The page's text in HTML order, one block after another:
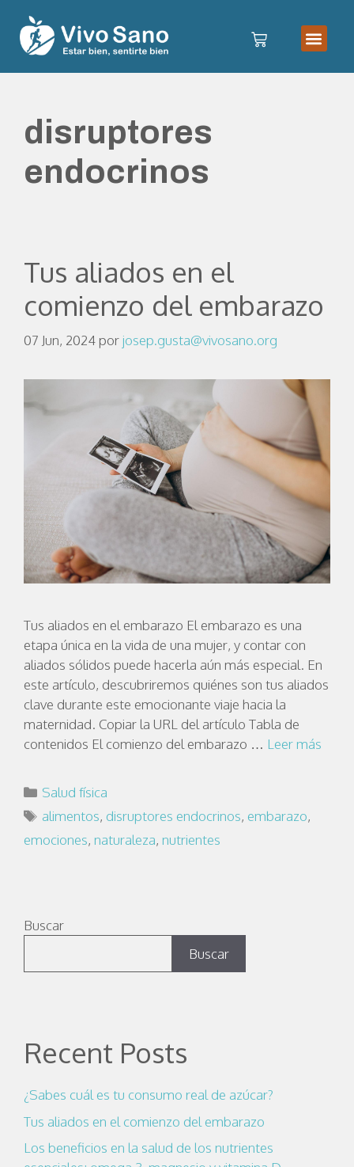
disruptores
endocrinos
Tus aliados en el
comienzo del embarazo
07 Jun, 2024 por josep.gusta@vivosano.org
Tus aliados en el embarazo El embarazo es una
etapa única en la vida de una mujer, y contar con
aliados sólidos puede hacerla aún más especial. En
este artículo, descubriremos quiénes son tus aliados
clave durante este emocionante viaje hacia la
maternidad. Copiar la URL del artículo Tabla de
contenidos El comienzo del embarazo … Leer más
Salud física
alimentos, disruptores endocrinos, embarazo,
emociones, naturaleza, nutrientes
Buscar
Buscar
Recent Posts
¿Sabes cuál es tu consumo real de azúcar?
Tus aliados en el comienzo del embarazo
Los beneficios en la salud de los nutrientes